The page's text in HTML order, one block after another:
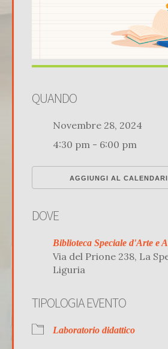
QUANDO
Novembre 28, 2024
4:30 pm - 6:00 pm
AGGIUNGI AL
DOVE
Biblioteca Speciale d'Arte e
Via del Prione 238, La
Liguria
TIPOLOGIA EVENTO
Laboratorio didattico